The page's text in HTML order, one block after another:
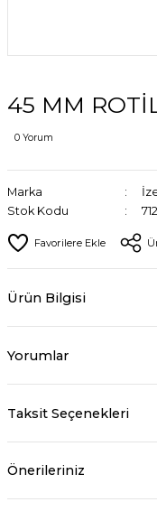
45 MM
0 Yorum
Marka
Stok Kodu
Ürün Bilgisi
Yorumlar
Taksit Seçenekleri
Önerileriniz